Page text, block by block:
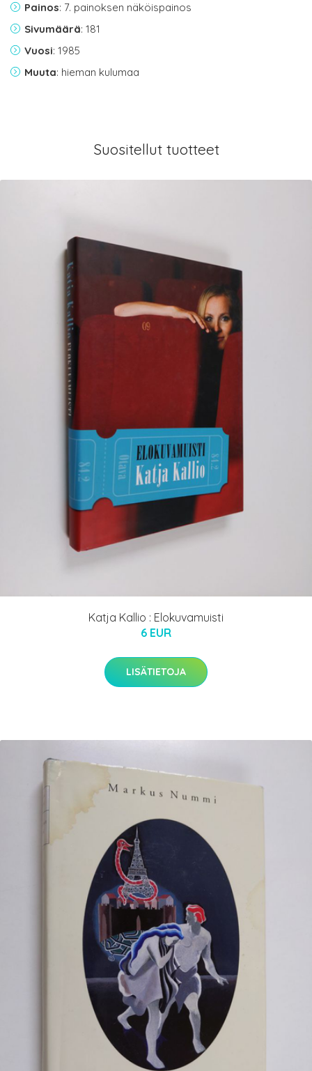
Painos: 7. painoksen näköispainos
Sivumäärä: 181
Vuosi: 1985
Muuta: hieman kulumaa
Suositellut tuotteet
Katja Kallio : Elokuvamuisti
6 EUR
LISÄTIETOJA